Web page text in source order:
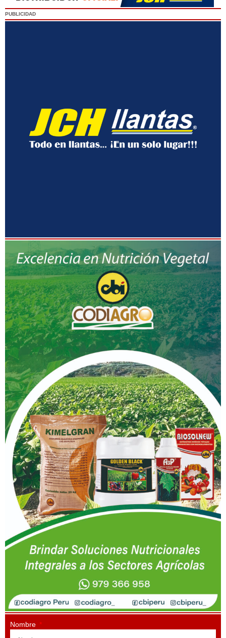
PUBLICIDAD
Nombre